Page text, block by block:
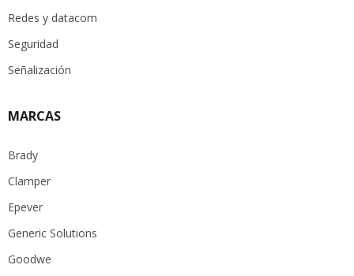
Redes y datacom
Seguridad
Señalización
MARCAS
Brady
Clamper
Epever
Generic Solutions
Goodwe